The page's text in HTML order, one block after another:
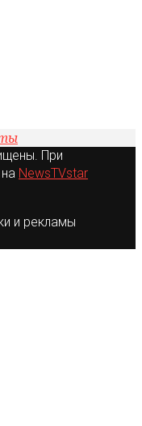
При
NewsTVstar
и рекламы